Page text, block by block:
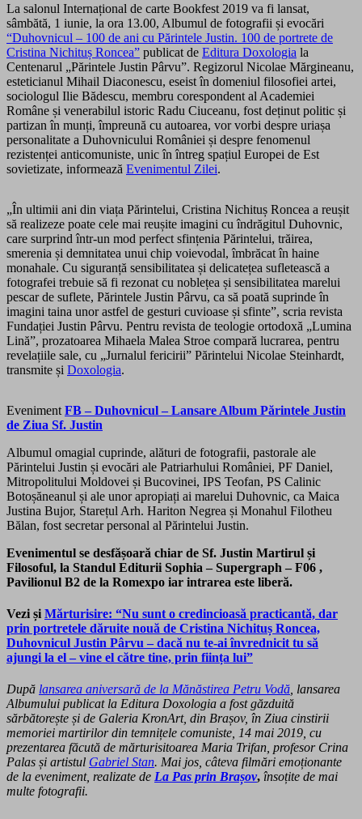
La salonul Internațional de carte Bookfest 2019 va fi lansat,
sâmbătă, 1 iunie, la ora 13.00, Albumul de fotografii și evocări
“Duhovnicul – 100 de ani cu Părintele Justin. 100 de portrete de
Cristina Nichituș Roncea” publicat de Editura Doxologia la
Centenarul „Părintele Justin Pârvu”. Regizorul Nicolae Mărgineanu,
esteticianul Mihail Diaconescu, eseist în domeniul filosofiei artei,
sociologul Ilie Bădescu, membru corespondent al Academiei
Române și venerabilul istoric Radu Ciuceanu, fost deținut politic și
partizan în munți, împreună cu autoarea, vor vorbi despre uriașa
personalitate a Duhovnicului României și despre fenomenul
rezistenței anticomuniste, unic în întreg spațiul Europei de Est
sovietizate, informează Evenimentul Zilei.
„În ultimii ani din viața Părintelui, Cristina Nichituș Roncea a reușit
să realizeze poate cele mai reușite imagini cu îndrăgitul Duhovnic,
care surprind într-un mod perfect sfințenia Părintelui, trăirea,
smerenia și demnitatea unui chip voievodal, îmbrăcat în haine
monahale. Cu siguranță sensibilitatea și delicatețea sufletească a
fotografei trebuie să fi rezonat cu noblețea și sensibilitatea marelui
pescar de suflete, Părintele Justin Pârvu, ca să poată suprinde în
imagini taina unor astfel de gesturi cuvioase și sfinte”, scria revista
Fundației Justin Pârvu. Pentru revista de teologie ortodoxă „Lumina
Lină”, prozatoarea Mihaela Malea Stroe compară lucrarea, pentru
revelațiile sale, cu „Jurnalul fericirii” Părintelui Nicolae Steinhardt,
transmite și Doxologia.
Eveniment FB – Duhovnicul – Lansare Album Părintele Justin
de Ziua Sf. Justin
Albumul omagial cuprinde, alături de fotografii, pastorale ale
Părintelui Justin și evocări ale Patriarhului României, PF Daniel,
Mitropolitului Moldovei și Bucovinei, IPS Teofan, PS Calinic
Botoșăneanul și ale unor apropiați ai marelui Duhovnic, ca Maica
Justina Bujor, Starețul Arh. Hariton Negrea și Monahul Filotheu
Bălan, fost secretar personal al Părintelui Justin.
Evenimentul se desfășoară chiar de Sf. Justin Martirul și
Filosoful, la Standul Editurii Sophia – Supergraph – F06 ,
Pavilionul B2 de la Romexpo iar intrarea este liberă.
Vezi și Mărturisire: “Nu sunt o credincioasă practicantă, dar
prin portretele dăruite nouă de Cristina Nichituș Roncea,
Duhovnicul Justin Pârvu – dacă nu te-ai învrednicit tu să
ajungi la el – vine el către tine, prin ființa lui”
După lansarea aniversară de la Mănăstirea Petru Vodă , lansarea
Albumului publicat la Editura Doxologia a fost găzduită
sărbătorește și de Galeria KronArt, din Brașov, în Ziua cinstirii
memoriei martirilor din temnițele comuniste, 14 mai 2019, cu
prezentarea făcută de mărturisitoarea Maria Trifan, profesor Crina
Palas și artistul Gabriel Stan. Mai jos, câteva filmări emoționante
de la eveniment, realizate de La Pas prin Brașov, însoțite de mai
multe fotografii.